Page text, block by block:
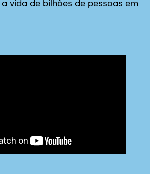
vida de bilhões de pessoas em